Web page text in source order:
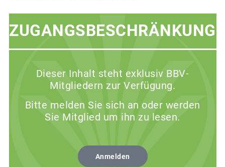
ZUGANGSBESCHRÄNKUNG
Dieser Inhalt steht exklusiv BBV-
Mitgliedern zur Verfügung.
Bitte melden Sie sich an oder werden
Sie Mitglied um ihn zu lesen.
Anmelden